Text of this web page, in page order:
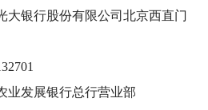
大银行股份有限公司北京西直门
业发展银行总行营业部